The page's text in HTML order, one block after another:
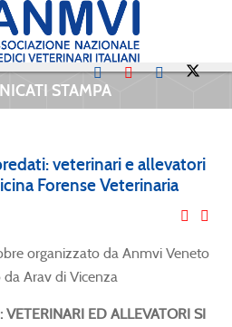
STAMPA
veterinari e allevatori
Forense Veterinaria
organizzato da Anmvi Veneto
Arav di Vicenza
VETERINARI ED ALLEVATORI SI